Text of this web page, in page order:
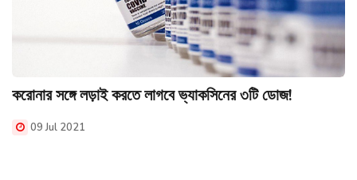
করোনার সঙ্গে লড়াই করতে লাগবে ভ্যাকসিনের ৩টি ডোজ!
09 Jul 2021